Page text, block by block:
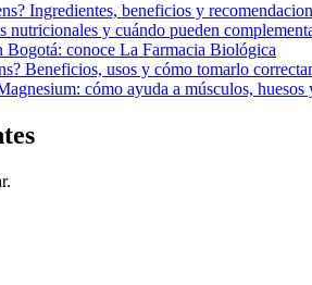
Ingredientes, beneficios y
nutricionales y cuándo pueden
Bogotá: conoce La Farmacia Biológica
Beneficios, usos y cómo tomarlo
cómo ayuda a músculos, huesos